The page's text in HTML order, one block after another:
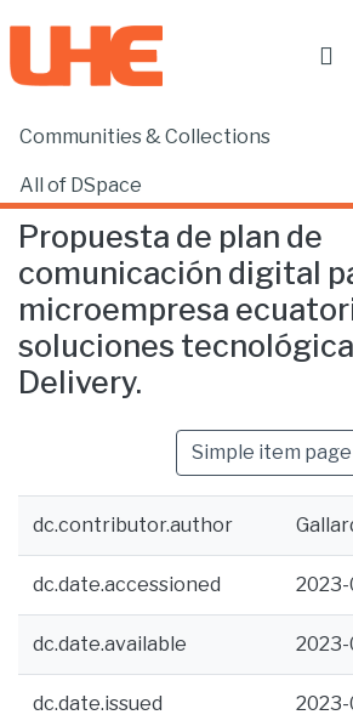
Communities & Collections
All of DSpace
Statistics
Home
Propuesta de plan de
comunicación digital
microempresa
soluciones
Delivery.
Simple item page
dc.contributor.author
dc.date.accessioned
dc.date.available
dc.date.issued